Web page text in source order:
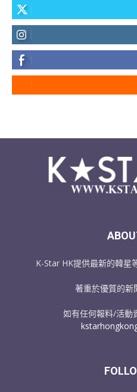
K-Star HK提供最新的韓星
著重於優質的新
如有任何報料/活動